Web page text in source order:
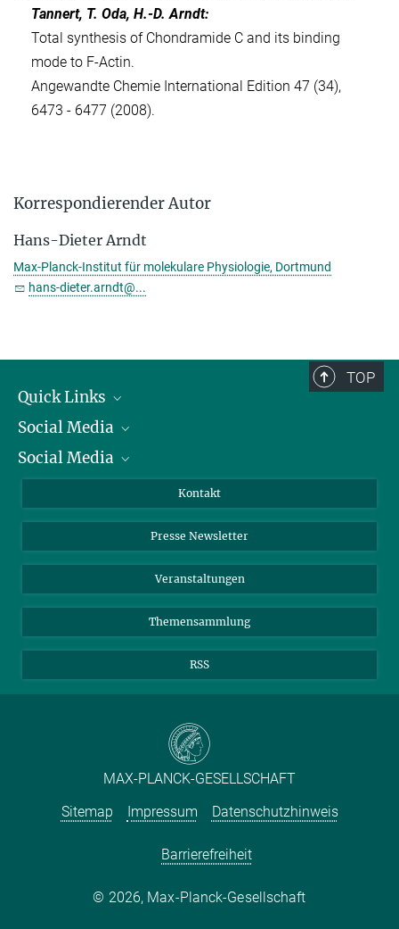
Tannert, T. Oda, H.-D. Arndt:
Total synthesis of Chondramide C and its binding
mode to F-Actin.
Angewandte Chemie International Edition 47 (34),
6473 - 6477 (2008).
Korrespondierender Autor
Hans-Dieter Arndt
Max-Planck-Institut für molekulare Physiologie, Dortmund
hans-dieter.arndt@...
TOP
Quick Links
Präsident
Zahlen und Fakten
Social Media
Bluesky
TikTok
Social Media
Instagram
YouTube
Kontakt
Presse Newsletter
Veranstaltungen
Themensammlung
RSS
MAX-PLANCK-GESELLSCHAFT
Sitemap
Impressum Datenschutzhinweis
Barrierefreiheit
2026, Max-Planck-Gesellschaft